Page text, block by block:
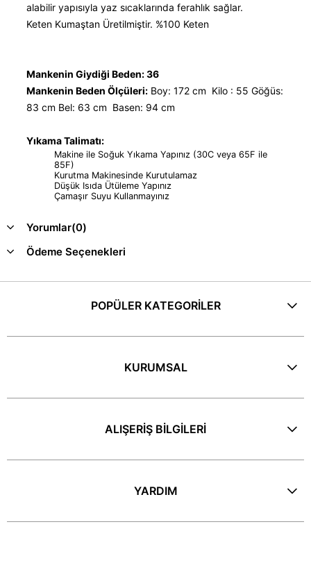
alabilir yapısıyla yaz sıcaklarında ferahlık sağlar.
Keten Kumaştan Üretilmiştir. %100 Keten
Mankenin Giydiği Beden: 36
Mankenin Beden Ölçüleri: Boy: 172 cm Kilo : 55 Göğüs:
83 cm Bel: 63 cm Basen: 94 cm
Yıkama Talimatı:
Makine ile Soğuk Yıkama Yapınız (30C veya 65F ile
85F)
Kurutma Makinesinde Kurutulamaz
Düşük Isıda Ütüleme Yapınız
Çamaşır Suyu Kullanmayınız
Yorumlar(0)
Ödeme Seçenekleri
POPÜLER KATEGORİLER
KURUMSAL
ALIŞERİŞ BİLGİLERİ
YARDIM